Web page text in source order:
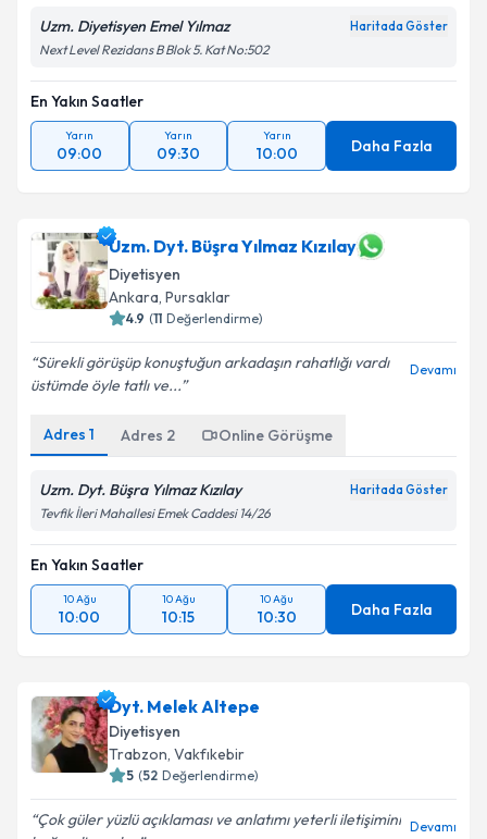
Uzm. Diyetisyen Emel Yılmaz Haritada Göster
Next Level Rezidans B Blok 5. Kat No:502
En Yakın Saatler
Yarın
09:00
Yarın
09:30
Yarın
10:00 Daha Fazla
Uzm. Dyt. Büşra Yılmaz Kızılay
Diyetisyen
Ankara, Pursaklar
4.9 (11 Değerlendirme)
Sürekli görüşüp konuştuğun arkadaşın rahatlığı vardı
üstümde öyle tatlı ve...
Devamı
Adres 1 Adres 2 Online Görüşme
Uzm. Dyt. Büşra Yılmaz Kızılay Haritada Göster
Tevfik İleri Mahallesi Emek Caddesi 14/26
En Yakın Saatler
10 Ağu
10:00
10 Ağu
10:15
10 Ağu
10:30 Daha Fazla
Dyt. Melek Altepe
Diyetisyen
Trabzon, Vakfıkebir
5 (52 Değerlendirme)
Çok güler yüzlü açıklaması ve anlatımı yeterli iletişimini Devamı